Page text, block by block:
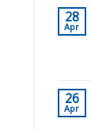
28
Apr
26
Apr